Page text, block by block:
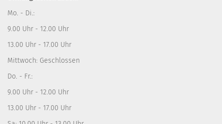
Mo. - Di.:
9.00 Uhr - 12.00 Uhr
13.00 Uhr - 17.00 Uhr
Mittwoch: Geschlossen
Do. - Fr.:
9.00 Uhr - 12.00 Uhr
13.00 Uhr - 17.00 Uhr